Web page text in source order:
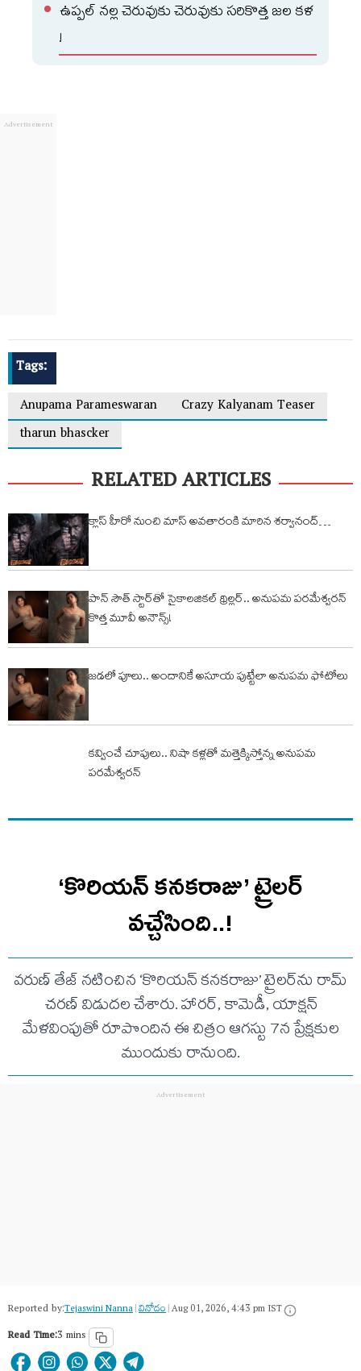
ఉప్పల్ నల్ల చెరువుకు చెరువుకు సరికొత్త జల కళ
!
Tags:
Anupama Parameswaran
Crazy Kalyanam Teaser
tharun bhascker
RELATED ARTICLES
క్లాస్ హీరో నుంచి మాస్ అవతారంకి మారిన శ‌ర్వానంద్…
పాన్‌ సౌత్ స్టార్‌తో సైకాలజికల్ థ్రిల్లర్.. అనుపమ పరమేశ్వరన్
కొత్త మూవీ అనౌన్స్!
జడలో పూలు.. అందానికే అసూయ పుట్టేలా అనుపమ ఫోటోలు
కవ్వించే చూపులు.. నిషా కళ్లతో మత్తెక్కిస్తోన్న అనుపమ
పరమేశ్వరన్
‘కొరియన్ కనకరాజు’ ట్రైలర్
వచ్చేసింది..!
వరుణ్ తేజ్ నటించిన ‘కొరియన్ కనకరాజు’ ట్రైలర్‌ను రామ్
చరణ్ విడుదల చేశారు. హారర్, కామెడీ, యాక్షన్
మేళవింపుతో రూపొందిన ఈ చిత్రం ఆగస్టు 7న ప్రేక్షకుల
ముందుకు రానుంది.
Reported by:Tejaswini Nanna|వినోదం|Aug 01, 2026, 4:43 pm IST
Read Time:3 mins